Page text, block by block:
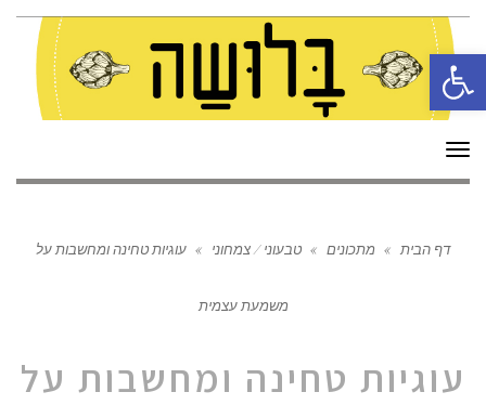
פתח סרגל נגישות
תפריט
דף הבית » מתכונים » טבעוני / צמחוני » עוגיות טחינה ומחשבות על
משמעת עצמית
עוגיות טחינה ומחשבות על